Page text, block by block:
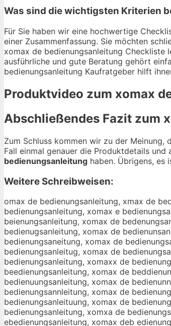
Was sind die wichtigsten Kriterien
Für Sie haben wir eine hochwertige
einer Zusammenfassung. Sie möchten
xomax de bedienungsanleitung Checkliste
ausführliche und gute Beratung gehört
bedienungsanleitung Kaufratgeber hilft
Produktvideo zum xomax
Abschließendes Fazit zum
Zum Schluss kommen wir zu der Meinung,
Fall einmal genauer die Produktdetails
bedienungsanleitung haben. Übrigens, es
Weitere Schreibweisen:
omax de bedienungsanleitung, xmax de bedienungsanleitung, xoax de bedienungsanleitung, xomx de bedienungsanleitung, xoma de bedienungsanleitung, xomax de bedienungsanleitung, xomax e bedienungsanleitung, xomax d bedienungsanleitung, xomax de edienungsanleitung, xomax de bdienungsanleitung, xomax de beienungsanleitung, xomax de bedenungsanleitung, xomax de bedinungsanleitung, xomax de bedieungsanleitung, xomax de bedienngsanleitung, xomax de bedienugsanleitung, xomax de bedienunsanleitung, xomax de bedienunganleitung, xomax de bedienungsnleitung, xomax de bedienungsaleitung, xomax de bedienungsaneitung, xomax de bedienungsanlitung, xomax de bedienungsanletung, xomax de bedienungsanleiung, xomax de bedienungsanleitng, xomax de bedienungsanleitug, xomax de bedienungsanleitun, xxomax de bedienungsanleitung, xoomax de bedienungsanleitung, xommax de bedienungsanleitung, xomaax de bedienungsanleitung, xomaxx de bedienungsanleitung, xomax dde bedienungsanleitung, xomax dee bedienungsanleitung, xomax de bbedienungsanleitung, xomax de beedienungsanleitung, xomax de beddienungsanleitung, xomax de bediienungsanleitung, xomax de bedieenungsanleitung, xomax de bediennungsanleitung, xomax de bedienuungsanleitung, xomax de bedienunngsanleitung, xomax de bedienunggsanleitung, xomax de bedienungssanleitung, xomax de bedienungsaanleitung, xomax de bedienungsannleitung, xomax de bedienungsanlleitung, xomax de bedienungsanleeitung, xomax de bedienungsanleiitung, xomax de bedienungsanleittung, xomax de bedienungsanleituung, xomax de bedienungsanleitunng, xomax de bedienungsanleitungg, oxmax de bedienungsanleitung, xmoax de bedienungsanleitung, xoamx de bedienungsanleitung, xomxa de bedienungsanleitung, xoma xde bedienungsanleitung, xomaxd e bedienungsanleitung, xomax ed bedienungsanleitung, xomax d ebedienungsanleitung, xomax deb edienungsanleitung, xomax de ebdienungsanleitung, xomax de bdeienungsanleitung, xomax de beidenungsanleitung, xomax de bedeinungsanleitung, xomax de bedineungsanleitung, xomax de bedieunngsanleitung, xomax de bediennugsanleitung, xomax de bedienugnsanleitung, xomax de bedienunsganleitung, xomax de bedienungasnleitung, xomax de bedienungsnaleitung, xomax de bedienungsalneitung, xomax de bedienungsanelitung, xomax de bedienungsanlietung, xomax de bedienungsanletiung, xomax de bedienungsanleiutng, xomax de bedienungsanleitnug, xomax de bedienungsanleitugn, xomaxde bedienungsanleitung, xomax debedienungsanleitung, zomax de bedienungsanleitung, aomax de bedienungsanleitung, somax de bedienungsanleitung, domax de